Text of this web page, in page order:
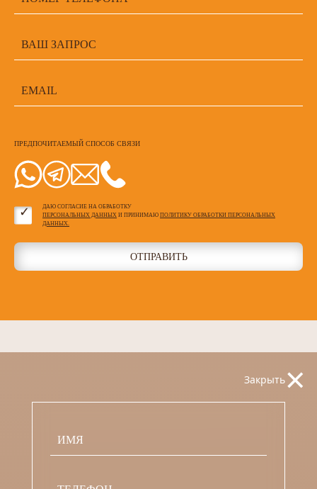
ПРЕДПОЧИТАЕМЫЙ СПОСОБ СВЯЗИ
ДАЮ СОГЛАСИЕ НА ОБРАБОТКУ
ПЕРСОНАЛЬНЫХ ДАННЫХ И ПРИНИМАЮ ПОЛИТИКУ ОБРАБОТКИ ПЕРСОНАЛЬНЫХ
ДАННЫХ.
ОТПРАВИТЬ
Закрыть×